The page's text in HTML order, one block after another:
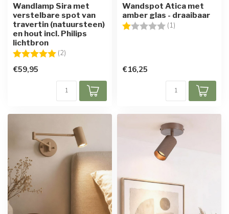
Wandlamp Sira met
verstelbare spot van
travertin (natuursteen)
en hout incl. Philips
lichtbron
Beoordeling: (2)
€59,95
Wandspot Atica met
amber glas - draaibaar
Beoordeling: (1)
€16,25